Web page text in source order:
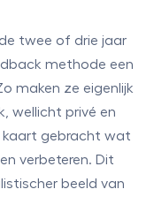
twee of drie jaar
methode een
maken ze eigenlijk
wellicht privé en
kaart gebracht wat
verbeteren. Dit
beeld van